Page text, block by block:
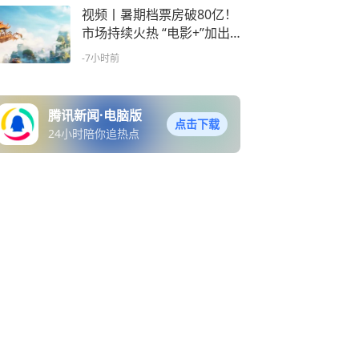
视频丨暑期档票房破80亿！
市场持续火热 “电影+”加出
消费增量
-7小时前
腾讯新闻·电脑版
24小时陪你追热点
点击下载